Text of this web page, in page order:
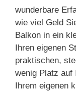
wunderbare
wie viel Geld
Balkon in ein
Ihren eigenen
praktischen,
wenig Platz auf
Ihrem eigenen